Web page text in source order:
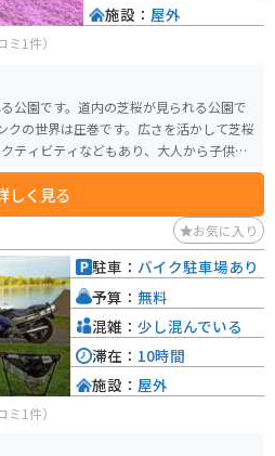
ミ1件）
公園です。道内の芝桜が見られる公園で
クの世界は圧巻です。広さを活かして芝桜
ティビティなどもあり、大人から子供ま
しく見る
施設： 屋外
お気に入り
ミ1件）
駐車： バイク駐車場あり
予算： 無料
混雑： 少し混んでいる
滞在： 10時間
施設： 屋外